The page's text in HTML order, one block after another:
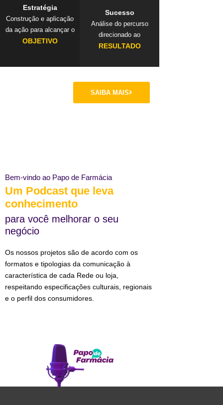
Estratégia
Construção e aplicação
da ação para alcançar o
OBJETIVO
Sucesso
Análise do percurso
direcionado ao
RESULTADO
SAIBA MAIS
Bem-vindo ao Papo de Farmácia
Um Podcast que leva
conhecimento
para você melhorar o seu
negócio
Os nossos projetos são de acordo com os
formatos e tipologias da comunicação à
característica de cada Rede ou loja,
respeitando especificações culturais, regionais
e o perfil dos consumidores.